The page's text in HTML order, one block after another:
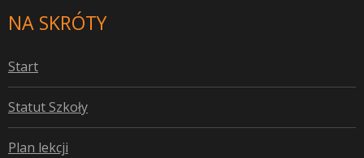
NA SKRÓTY
Start
Statut Szkoły
Plan lekcji